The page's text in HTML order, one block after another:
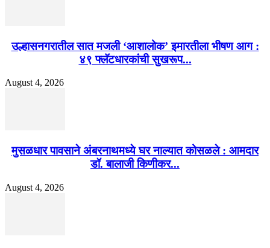
उल्हासनगरातील सात मजली ‘आशालोक’ इमारतीला भीषण आग :
४९ फ्लॅटधारकांची सुखरूप...
August 4, 2026
मुसळधार पावसाने अंबरनाथमध्ये घर नाल्यात कोसळले : आमदार
डॉ. बालाजी किणीकर...
August 4, 2026